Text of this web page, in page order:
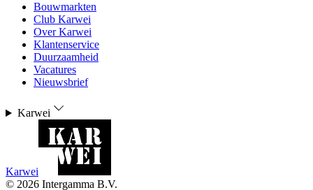
Bouwmarkten
Club Karwei
Over Karwei
Klantenservice
Duurzaamheid
Vacatures
Nieuwsbrief
Karwei
Karwei
© 2026 Intergamma B.V.